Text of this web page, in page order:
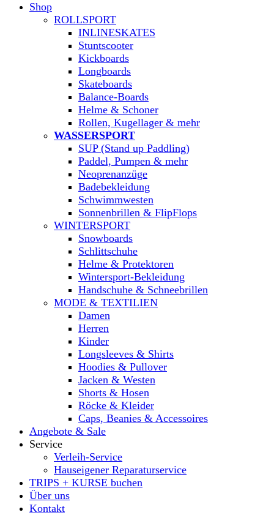
Shop
ROLLSPORT
INLINESKATES
Stuntscooter
Kickboards
Longboards
Skateboards
Balance-Boards
Helme & Schoner
Rollen, Kugellager & mehr
WASSERSPORT
SUP (Stand up Paddling)
Paddel, Pumpen & mehr
Neoprenanzüge
Badebekleidung
Schwimmwesten
Sonnenbrillen & FlipFlops
WINTERSPORT
Snowboards
Schlittschuhe
Helme & Protektoren
Wintersport-Bekleidung
Handschuhe & Schneebrillen
MODE & TEXTILIEN
Damen
Herren
Kinder
Longsleeves & Shirts
Hoodies & Pullover
Jacken & Westen
Shorts & Hosen
Röcke & Kleider
Caps, Beanies & Accessoires
Angebote & Sale
Service
Verleih-Service
Hauseigener Reparaturservice
TRIPS + KURSE buchen
Über uns
Kontakt